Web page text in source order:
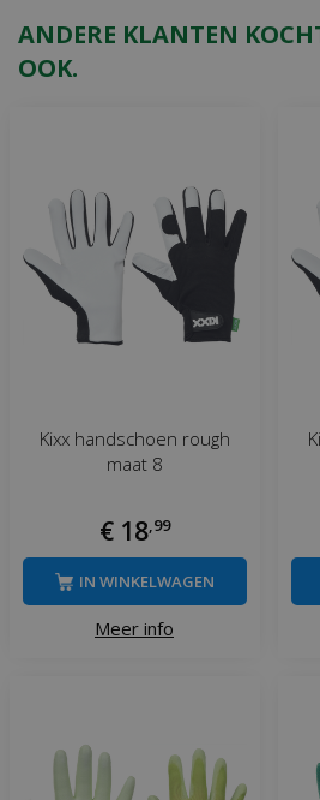
ANDERE KLANTEN
OOK.
Kixx handschoen rough
maat 8
€ 18,99
Meer info
IN WINKELWAGEN